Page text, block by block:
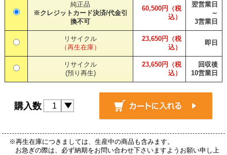
純正品
※クレジットカード決済/代金引
換不可
60,500円（税
込）
翌営業日
～
3営業日
リサイクル
（再生在庫）
23,650円（税
込）
即日
リサイクル
(預り再生)
23,650円（税
込）
回収後
10営業日
購入数
※再生在庫につきましては、生産中の商品も含みます。
お急ぎの際は、必ず納期をお問い合わせ下さいますようお願い申し上